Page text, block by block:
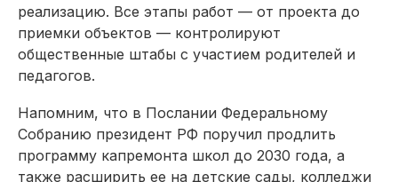
реализацию. Все этапы работ — от проекта до
приемки объектов — контролируют
общественные штабы с участием родителей и
педагогов.
Напомним, что в Послании Федеральному
Собранию президент РФ поручил продлить
программу капремонта школ до 2030 года, а
также расширить ее на детские сады, колледжи